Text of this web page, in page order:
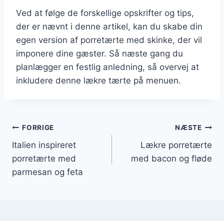
Ved at følge de forskellige opskrifter og tips,
der er nævnt i denne artikel, kan du skabe din
egen version af porretærte med skinke, der vil
imponere dine gæster. Så næste gang du
planlægger en festlig anledning, så overvej at
inkludere denne lækre tærte på menuen.
Indlægsnavigation
FORRIGE
Italien inspireret
porretærte med
parmesan og feta
NÆSTE
Lækre porretærte
med bacon og fløde